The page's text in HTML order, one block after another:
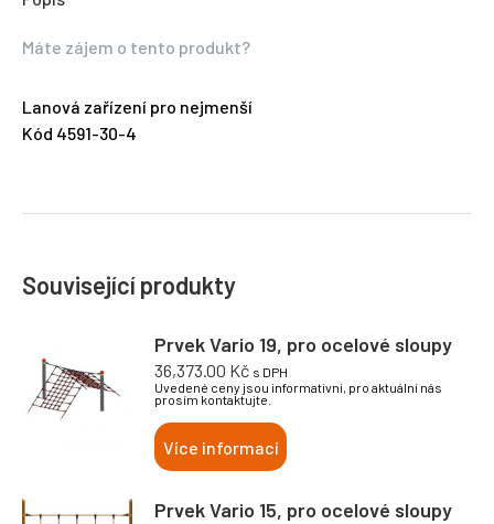
Máte zájem o tento produkt?
Lanová zařízení pro nejmenší
Kód 4591-30-4
Související produkty
Prvek Vario 19, pro ocelové sloupy
36,373.00 Kč s DPH
Uvedené ceny jsou informativní, pro aktuální nás
prosím kontaktujte.
Více informací
Prvek Vario 15, pro ocelové sloupy